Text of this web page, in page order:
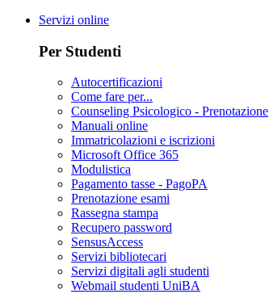
Servizi online
Per Studenti
Autocertificazioni
Come fare per...
Counseling Psicologico - Prenotazione
Manuali online
Immatricolazioni e iscrizioni
Microsoft Office 365
Modulistica
Pagamento tasse - PagoPA
Prenotazione esami
Rassegna stampa
Recupero password
SensusAccess
Servizi bibliotecari
Servizi digitali agli studenti
Webmail studenti UniBA